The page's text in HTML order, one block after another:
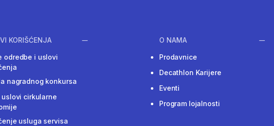
KORIŠĆENJA
odredbe i uslovi
nagradnog konkursa
uslovi cirkularne
usluga servisa
O NAMA
Prodavnice
Decathlon Karijere
Eventi
Program lojalnosti